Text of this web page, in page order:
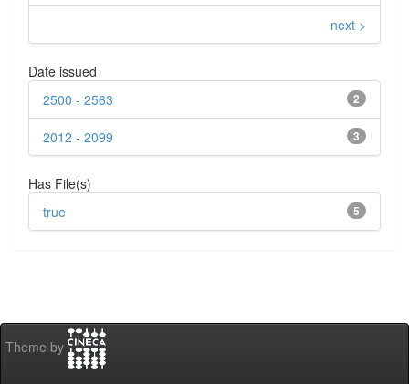
next >
Date issued
2
2500 - 2563
3
2012 - 2099
Has File(s)
5
true
Theme by